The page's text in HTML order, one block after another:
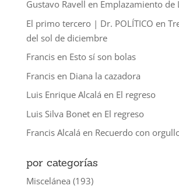
Gustavo Ravell en Emplazamiento de
El primo tercero | Dr. POLÍTICO en
del sol de diciembre
Francisen Esto sí son bolas
Francisen Diana la cazadora
Luis Enrique Alcalá en El regreso
Luis Silva Boneten El regreso
Francis Alcalá en Recuerdo con
por categorías
Miscelánea (193)